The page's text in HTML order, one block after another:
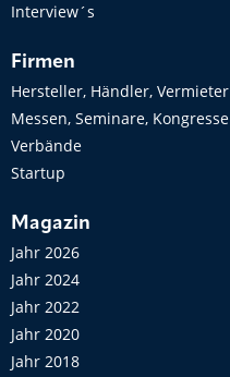
Interview´s
Firmen
Hersteller, Händler, Vermieter
Messen, Seminare, Kongresse
Verbände
Startup
Magazin
Jahr 2026
Jahr 2024
Jahr 2022
Jahr 2020
Jahr 2018